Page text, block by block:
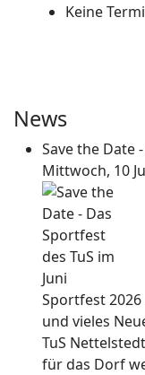
Keine
News
Save the Date
Mittwoch, 10
Sportfest 2026
und vieles
TuS
für das Dorf